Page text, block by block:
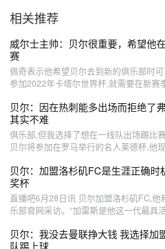
相关推荐
威尔士主帅：贝尔很重要，希望他
赛
佩奇表示他希望贝尔去到新的俱乐部时
参加2022年卡塔尔世界杯,就需要在新赛
贝尔：因在热刺能多出场而拒绝了
其实不难
俱乐部,但我选择了想在一线队出场踢比
贝尔将参加在罗马举行的名人莱德杯,他
贝尔：加盟洛杉矶FC是生涯正确时
奖杯
直播吧6月28日讯 贝尔加盟洛杉矶FC,
乐部官网采访。“加雷斯是他这一代最具
贝尔：我没去曼联挣大钱 我选择加
队踢上球